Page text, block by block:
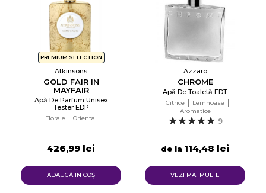
PREMIUM SELECTION
Atkinsons
GOLD FAIR IN
MAYFAIR
Apă De Parfum Unisex
Tester EDP
Florale Oriental
426,99 lei
ADAUGĂ IN COŞ
Azzaro
CHROME
Apă De Toaletă EDT
Citrice
Lemnoase
Aromatice
9
de la 114,48 lei
VEZI MAI MULTE